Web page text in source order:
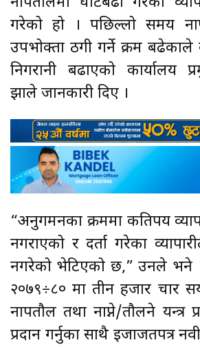
गरेको हो । पछिल्लो समय
उपभोक्ता ठगी गर्ने क्रम बढेकाले
निगरानी बढाएको कार्यालय
झाले जानकारी दिए ।
“अनुगमनका क्रममा कतिपय
नगराएको र दर्ता गरेका
नगरेको भेटिएको छ,” उनले भने
२०७९÷८० मा तीन हजार चार
नापतौल तथा नाप्ने/तौलने यन्त्र
प्रदान गर्नुका साथै इजाजतपत्र